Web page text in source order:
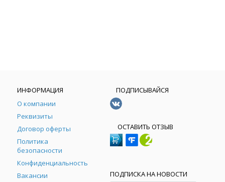
ИНФОРМАЦИЯ
О компании
Реквизиты
Договор оферты
Политика
безопасности
Конфиденциальность
Вакансии
ПОДПИСЫВАЙСЯ
ОСТАВИТЬ ОТЗЫВ
ПОДПИСКА НА НОВОСТИ